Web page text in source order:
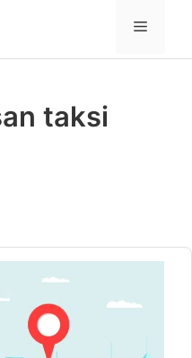
MENÜ
taksi